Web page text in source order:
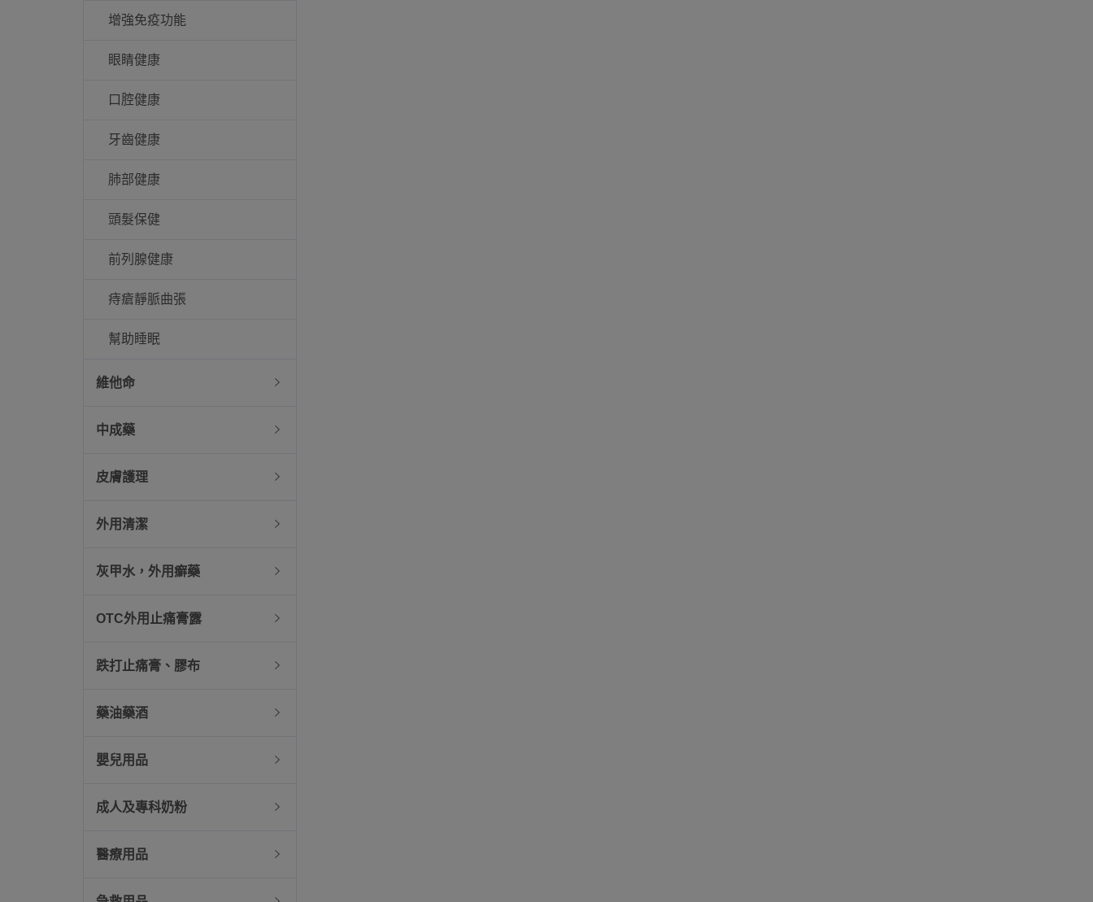
增強免疫功能
眼睛健康
口腔健康
牙齒健康
肺部健康
頭髮保健
前列腺健康
痔瘡靜脈曲張
幫助睡眠
維他命
中成藥
皮膚護理
外用清潔
灰甲水，外用癬藥
OTC外用止痛膏露
跌打止痛膏、膠布
藥油藥酒
嬰兒用品
成人及專科奶粉
醫療用品